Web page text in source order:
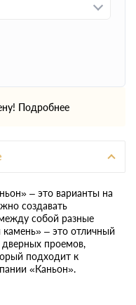
Подробнее
– это варианты на
создавать
собой разные
– это отличный
проемов,
подходит к
«Каньон».